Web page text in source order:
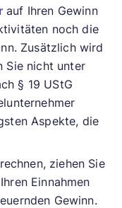
auf Ihren Gewinn
noch die
Zusätzlich wird
Sie nicht unter
§ 19 UStG
Aspekte, die
ziehen Sie
Einnahmen
Gewinn.